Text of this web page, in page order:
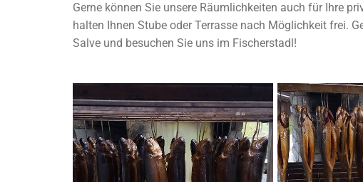
Gerne können Sie unsere Räumlichkeiten auch für Ihre
halten Ihnen Stube oder Terrasse nach Möglichkeit frei.
Salve und besuchen Sie uns im Fischerstadl!